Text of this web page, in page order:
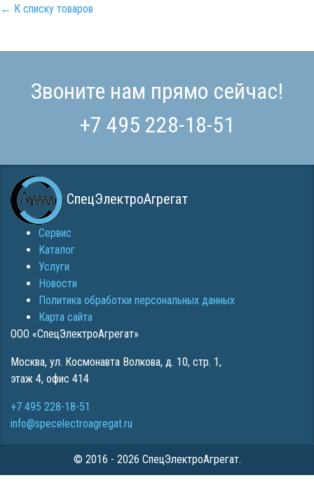
← К списку товаров
Звоните нам прямо сейчас!
+7 495 228-18-51
СпецЭлектроАгрегат
Сервис
Каталог
Услуги
Новости
Политика обработки персональных данных
Карта сайта
ООО «СпецЭлектроАгрегат»
Москва, ул. Космонавта Волкова, д. 10, стр. 1,
этаж 4, офис 414
+7 495 228-18-51
info@specelectroagregat.ru
© 2016 - 2026 СпецЭлектроАгрегат.